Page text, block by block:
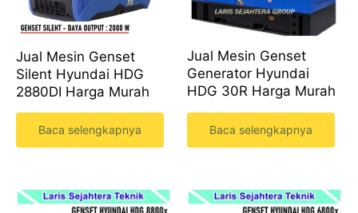
Jual Mesin Genset
Silent Hyundai HDG
2880DI Harga Murah
Baca selengkapnya
Jual Mesin Genset
Generator Hyundai
HDG 30R Harga Murah
Baca selengkapnya